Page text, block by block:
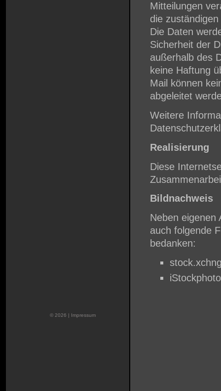
Mitteilungen
die
Die Daten
Sicherheit der
außerhalb des
keine Haftung
Mail können
abgeleitet
Weitere
Realisierung
Diese
Bildnachweis
Neben eigenen
auch folgende
bedanken:
iStockphoto
© 2026 | Impressum